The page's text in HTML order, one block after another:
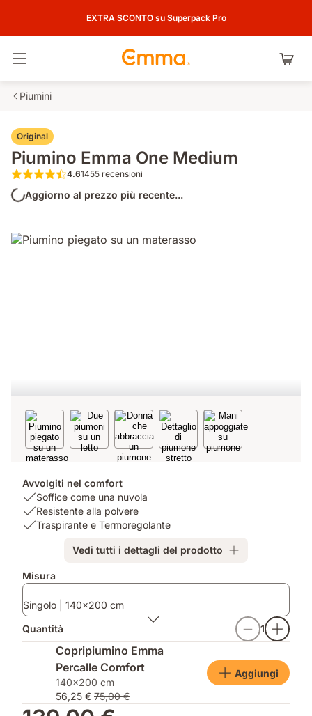
EXTRA SCONTO su Superpack Pro
Piumini
Original
Piumino Emma One Medium
4.6 su 5 stelle 1455 recensioni
4.61455 recensioni
Aggiorno al prezzo più recente...
Avvolgiti nel comfort
USP
1:
Soffice
Soffice come una nuvola
USP
2:
Resistente alla polvere
USP
Termoregolante
Traspirante e Termoregolante
Vedi tutti i dettagli del prodotto
Prodotti
Misura
Singolo | 140x200 cm
Quantità
1
Copripiumino Emma
Percalle Comfort
140x200 cm
56,25 € 75,00 €
Aggiungi